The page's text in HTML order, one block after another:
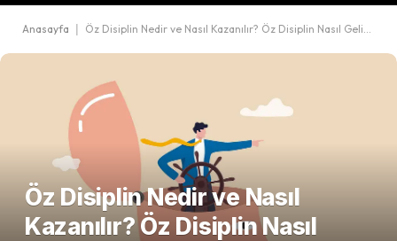
Anasayfa Öz Disiplin Nedir ve Nasıl Kazanılır? Öz Disiplin Nasıl Geliştirilir?
Öz Disiplin Nedir ve Nasıl
Kazanılır? Öz Disiplin Nasıl